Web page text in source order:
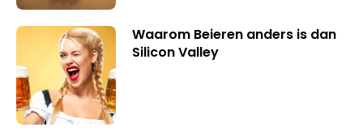
Waarom Beieren anders is dan
Silicon Valley